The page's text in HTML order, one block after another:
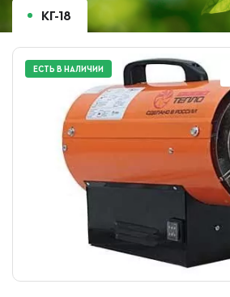
КГ-18
ЕСТЬ В НАЛИЧИИ